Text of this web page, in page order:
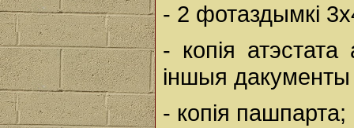
- 2 фотаздымкі
- копія
іншыя
- копія пашпарта;